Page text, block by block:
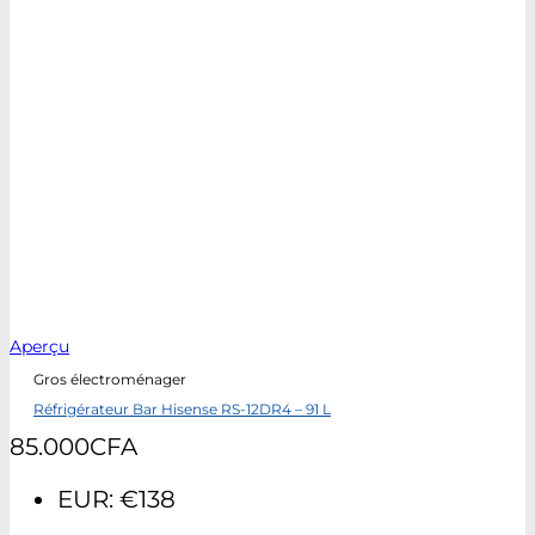
Aperçu
Gros électroménager
Réfrigérateur Bar Hisense RS-12DR4 – 91 L
85.000CFA
EUR: €138